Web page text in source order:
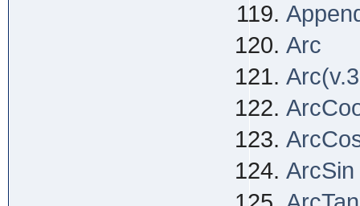
Arc
ArcSin